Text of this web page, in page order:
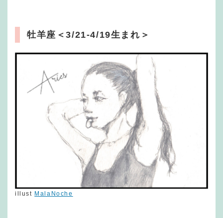
牡羊座 ＜3/21-4/19生まれ＞
illust MalaNoche